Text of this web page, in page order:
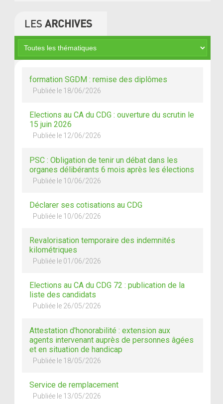
LES ARCHIVES
formation SGDM : remise des diplômes
Publiée le 18/06/2026
Elections au CA du CDG : ouverture du scrutin le
15 juin 2026
Publiée le 12/06/2026
PSC : Obligation de tenir un débat dans les
organes délibérants 6 mois après les élections
Publiée le 10/06/2026
Déclarer ses cotisations au CDG
Publiée le 10/06/2026
Revalorisation temporaire des indemnités
kilométriques
Publiée le 01/06/2026
Elections au CA du CDG 72 : publication de la
liste des candidats
Publiée le 26/05/2026
Attestation d'honorabilité : extension aux
agents intervenant auprès de personnes âgées
et en situation de handicap
Publiée le 18/05/2026
Service de remplacement
Publiée le 13/05/2026